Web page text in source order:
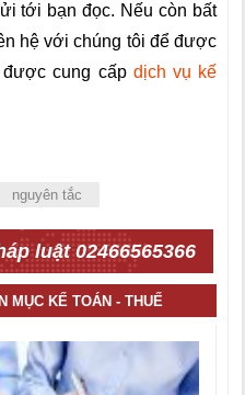
tới bạn đọc. Nếu còn bất
hệ với chúng tôi để được
cung cấp dịch vụ kế
nguyên tắc
luật 02466565366
MỤC KẾ TOÁN - THUẾ